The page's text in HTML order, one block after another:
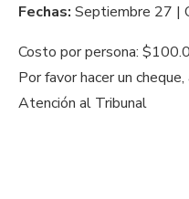
Fechas: Septiembre 27 |
Costo por persona:
Por favor hacer un
Atención al Tribunal